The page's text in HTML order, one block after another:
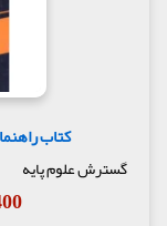
کتاب
گسترش علوم پایه